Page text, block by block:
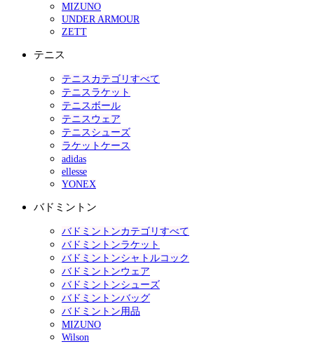
MIZUNO
UNDER ARMOUR
ZETT
テニス
テニスカテゴリすべて
テニスラケット
テニスボール
テニスウェア
テニスシューズ
ラケットケース
adidas
ellesse
YONEX
バドミントン
バドミントンカテゴリすべて
バドミントンラケット
バドミントンシャトルコック
バドミントンウェア
バドミントンシューズ
バドミントンバッグ
バドミントン用品
MIZUNO
Wilson